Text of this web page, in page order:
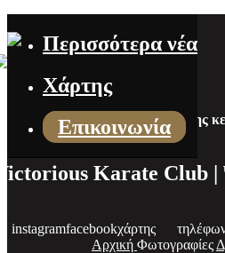
Περισσότερα νέα
Χάρτης
Επικοινωνία
στεφάνου στο ηρώο της
Οκτωβρίου 2025 🇬🇷
Karate Club |
instagramfacebookχάρτης
Αρχική Φωτογραφίες